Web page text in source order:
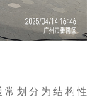
划分为结构性